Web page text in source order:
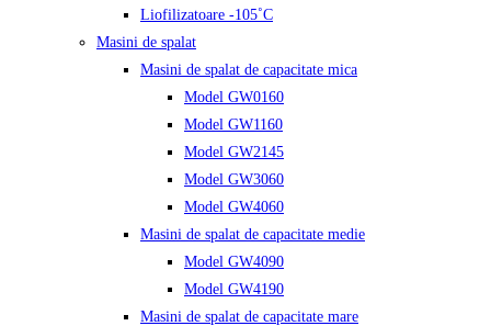
Liofilizatoare -105˚C
Masini de spalat
Masini de spalat de capacitate mica
Model GW0160
Model GW1160
Model GW2145
Model GW3060
Model GW4060
Masini de spalat de capacitate medie
Model GW4090
Model GW4190
Masini de spalat de capacitate mare